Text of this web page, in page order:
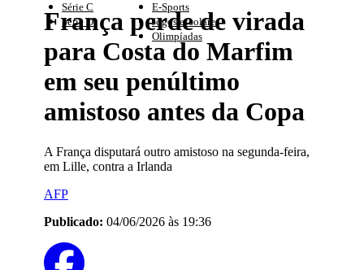
Série C
Série D
E-Sports
Jogos escolares
Olimpíadas
França perde de virada
para Costa do Marfim
em seu penúltimo
amistoso antes da Copa
A França disputará outro amistoso na segunda-feira,
em Lille, contra a Irlanda
AFP
Publicado: 04/06/2026 às 19:36